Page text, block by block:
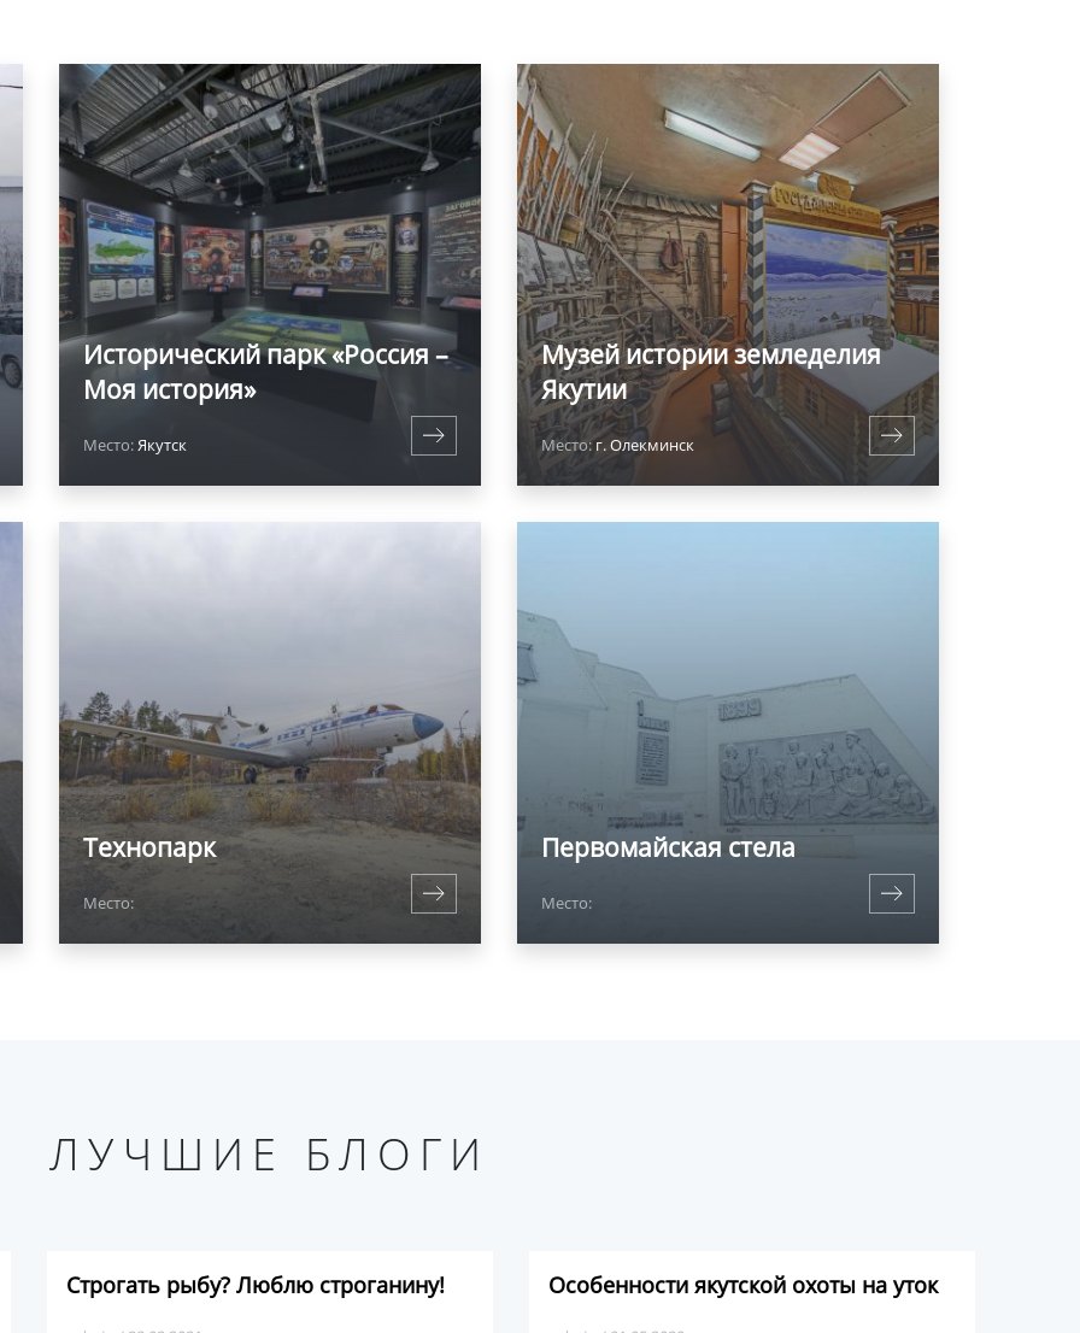
Исторический парк «Россия –
Моя история»
Место:Якутск
Музей истории земледелия
Якутии
Место:г. Олекминск
Технопарк
Место:
Первомайская стела
Место:
ЛУЧШИЕ БЛОГИ
Строгать рыбу? Люблю строганину! Особенности якутской охоты на уток